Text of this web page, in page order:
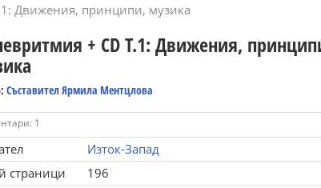
Движения, принципи, музика
+ CD Т.1: Движения,
Съставител Ярмила Ментцлова
1
Изток-Запад
страници
196